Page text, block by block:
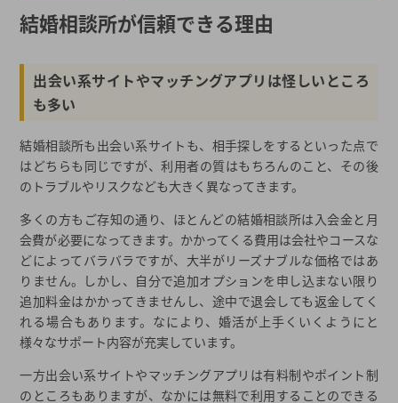
トラブル1：追加料金が発生する
結婚相談所を選ぶ際にチェックすべきところはどこ？
ポイント2：サポート内容
ポイント3：相談所の雰囲気
まとめ
安心を求めるなら『マル適マーク』取得の結婚相談所が正解!?
結婚相談所にマル適マークが必要になったワケ
マル適マークとは？
次のステップに進みたいのなら…
安心感そして信頼感を築くためのカギ『マル適マーク』
サポート内容と費用が見合っていない
結婚相談所が信頼できる理由
出会い系サイトやマッチングアプリは怪しいところ
も多い
結婚相談所も出会い系サイトも、相手探しをするといった点で
はどちらも同じですが、利用者の質はもちろんのこと、その後
のトラブルやリスクなども大きく異なってきます。
多くの方もご存知の通り、ほとんどの結婚相談所は入会金と月
会費が必要になってきます。かかってくる費用は会社やコースな
どによってバラバラですが、大半がリーズナブルな価格ではあ
りません。しかし、自分で追加オプションを申し込まない限り
追加料金はかかってきませんし、途中で退会しても返金してく
れる場合もあります。なにより、婚活が上手くいくようにと
様々なサポート内容が充実しています。
一方出会い系サイトやマッチングアプリは有料制やポイント制
のところもありますが、なかには無料で利用することのできる